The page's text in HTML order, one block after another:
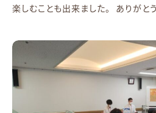
楽しむことも出来ました。 ありが